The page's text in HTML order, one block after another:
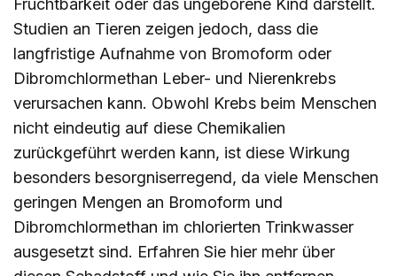
Fruchtbarkeit oder das ungeborene Kind darstellt.
Studien an Tieren zeigen jedoch, dass die
langfristige Aufnahme von Bromoform oder
Dibromchlormethan Leber- und Nierenkrebs
verursachen kann. Obwohl Krebs beim Menschen
nicht eindeutig auf diese Chemikalien
zurückgeführt werden kann, ist diese Wirkung
besonders besorgniserregend, da viele Menschen
geringen Mengen an Bromoform und
Dibromchlormethan im chlorierten Trinkwasser
ausgesetzt sind. Erfahren Sie hier mehr über